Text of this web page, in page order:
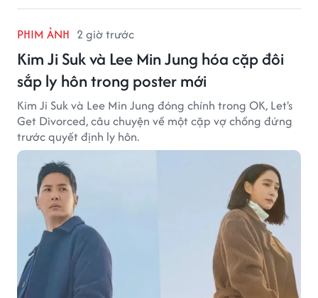
PHIM ẢNH 2 giờ trước
Kim Ji Suk và Lee Min Jung hóa cặp đôi
sắp ly hôn trong poster mới
Kim Ji Suk và Lee Min Jung đóng chính trong OK, Let's
Get Divorced, câu chuyện về một cặp vợ chồng đứng
trước quyết định ly hôn.